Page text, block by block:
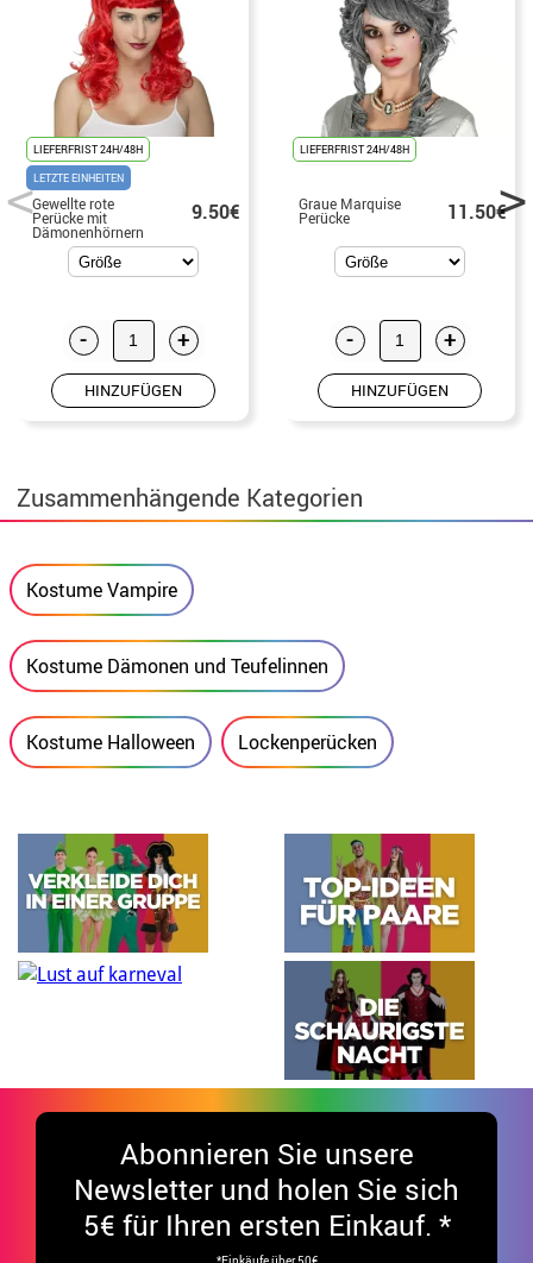
LIEFERFRIST 24H/48H
LETZTE EINHEITEN
Gewellte rote
Perücke mit
Dämonenhörnern
9.50€
- +
HINZUFÜGEN
LIEFERFRIST 24H/48H
Graue Marquise
Perücke 11.50€
- +
HINZUFÜGEN
Zusammenhängende Kategorien
Kostume Vampire
Kostume Dämonen und Teufelinnen
Kostume Halloween Lockenperücken
Abonnieren Sie unsere
Newsletter und holen Sie sich
5€ für Ihren ersten Einkauf. *